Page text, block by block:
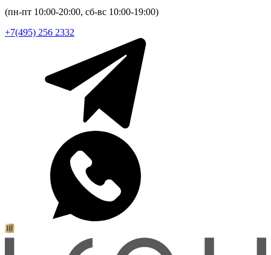
(пн-пт 10:00-20:00, сб-вс 10:00-19:00)
+7(495) 256 2332